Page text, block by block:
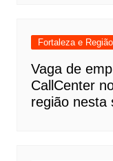
Fortaleza e
Vaga de
CallCenter
região nesta